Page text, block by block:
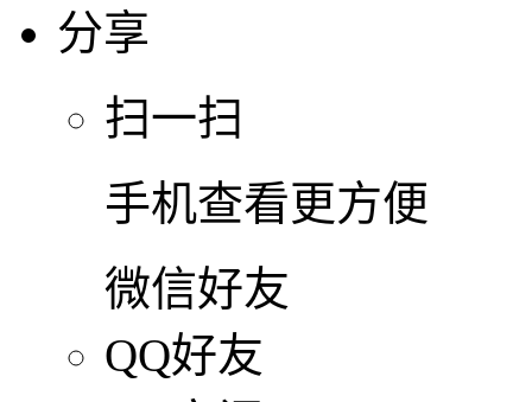
分享
扫一扫
手机查看更方便
微信好友
QQ好友